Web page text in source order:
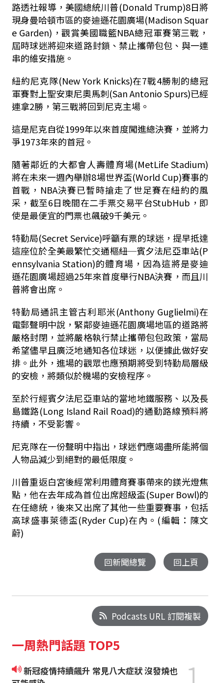
路透社報導，美國總統川普(Donald Trump)8日將
現身曼哈頓市區的麥迪遜花園廣場(Madison Squar
e Garden)，觀賞美國職籃NBA總冠軍賽第三戰，
屆時球迷將迎來道路封鎖、禁止攜帶包包、與一連
串的維安措施。
紐約尼克隊(New York Knicks)在7戰4勝制的總冠
軍賽對上聖安東尼奧馬刺(San Antonio Spurs)已經
連拿2勝，第三戰將回到尼克主場。
這是尼克自從1999年以來首度闖進總決賽，並將力
爭1973年來的首冠。
隨著鄰近的大都會人壽體育場(MetLife Stadium)
將在未來一週內舉辦8場世界盃(World Cup)賽事的
首戰，NBA決賽已暫時搶走了世足賽在紐約的風
采，截至6日晚間在二手票交易平台StubHub，即
使是最便宜的門票也飆破9千美元。
特勤局(Secret Service)呼籲有票的球迷，提早抵達
這座位於全美最繁忙交通樞紐─賓夕法尼亞車站(P
ennsylvania Station)的體育場，因為這將是麥迪
遜花園廣場超過25年來首度舉行NBA決賽，而且川
普將會出席。
特勤局通訊主管古利耶米(Anthony Guglielmi)在
電郵聲明中說，緊鄰麥迪遜花園廣場地區的道路將
嚴格封閉，並將嚴格執行禁止攜帶包包政策，當局
希望儘早且廣泛地通知各位球迷，以便據此做好安
排。此外，進場的觀眾也應預期將受到特勤局層級
的安檢，將類似於機場的安檢程序。
至於行經賓夕法尼亞車站的當地地鐵服務、以及長
島鐵路(Long Island Rail Road)的通勤路線預料將
持續，不受影響。
尼克隊在一份聲明中指出，球迷們應竭盡所能將個
人物品減少到絕對的最低限度。
川普重返白宮後經常利用體育賽事帶來的鎂光燈焦
點，他在去年成為首位出席超級盃(Super Bowl)的
在任總統，後來又出席了其他一些重要賽事，包括
高球盛事萊德盃(Ryder Cup)在內。(編輯：陳文
蔚)
回新聞總覽 回上頁
Podcasts URL 訂閱複製
一周熱門話題 TOP5
新冠疫情持續飆升 常見八大症狀 沒發燒也